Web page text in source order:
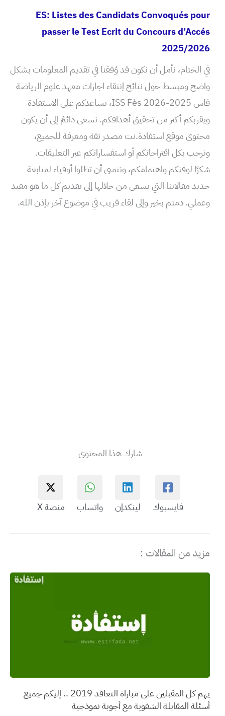
ES: Listes des Candidats Convoqués pour
passer le Test Ecrit du Concours d’Accés
2025/2026
في الختام، نأمل أن نكون قد وُفقنا في تقديم المعلومات بشكل
واضح ومبسط حول نتائج إنتقاء اجازات معهد علوم الرياضة
فاس ISS Fès 2026-2025، يساعدكم على الاستفادة
ويقربكم أكثر من تحقيق أهدافكم. نسعى دائمً إلى أن يكون
محتوى موقع استفادة.نت مصدر ثقة ومعرفة للجميع،
ونرحب بكل اقتراحاتكم أو استفساراتكم عبر التعليقات.
شكرًا لوقتكم واهتمامكم، ونتمنى أن تظلوا أوفياء لمتابعة
جديد مقالاتنا التي نسعى من خلالها إلى تقديم كل ما هو مفيد
وعملي. دمتم بخير وإلى لقاء قريب في موضوع آخر بإذن الله.
شارك هذا المحتوى
فايسبوك لينكدإن واتساب منصة X
مزيد من المقالات :
يهم كل المقبلين على مباراة التعاقد 2019 .. إليكم جميع
أسئلة المقابلة الشفوية مع أجوبة نموذجية